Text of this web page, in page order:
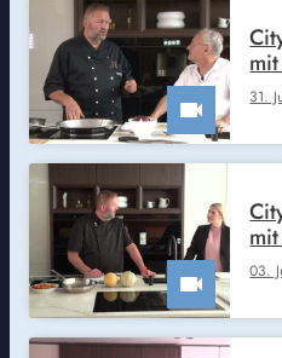
31.
03.